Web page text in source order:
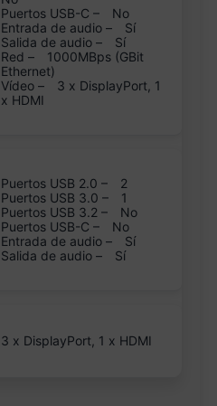
Puertos USB-C –
No
Entrada de audio –
Sí
Salida de audio –
Sí
Red –
1000MBps (GBit
Ethernet)
Vídeo –
3 x DisplayPort, 1
x HDMI
Puertos USB 2.0 –
2
Puertos USB 3.0 –
1
Puertos USB 3.2 –
No
Puertos USB-C –
No
Entrada de audio –
Sí
Salida de audio –
Sí
3 x DisplayPort, 1 x HDMI